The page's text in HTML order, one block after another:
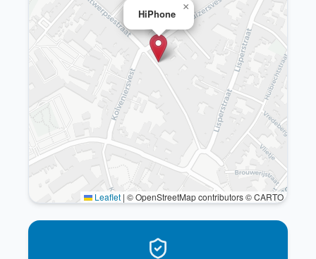
HiPhone
×
Leaflet | © OpenStreetMap contributors © CARTO